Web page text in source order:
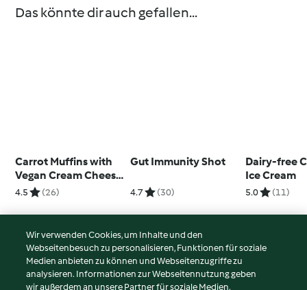
Das könnte dir auch gefallen...
Carrot Muffins with
Vegan Cream Cheese
Icing
4.5 (26)
Gut Immunity Shot
4.7 (30)
Dairy-free
Ice Cream
5.0 (11)
© Copyright 2026
Nutzungsbedingungen
Wir verwenden Cookies, um Inhalte und den
Webseitenbesuch zu personalisieren, Funktionen für soziale
Medien anbieten zu können und Webseitenzugriffe zu
analysieren. Informationen zur Webseitennutzung geben
wir außerdem an unsere Partner für soziale Medien,